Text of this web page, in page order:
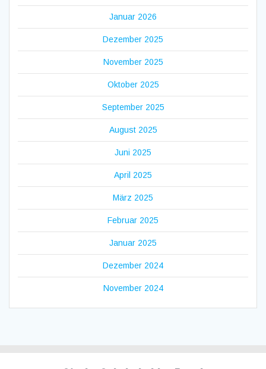
Januar 2026
Dezember 2025
November 2025
Oktober 2025
September 2025
August 2025
Juni 2025
April 2025
März 2025
Februar 2025
Januar 2025
Dezember 2024
November 2024